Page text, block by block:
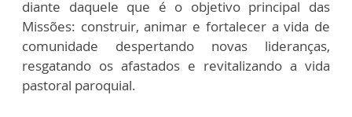
diante daquele que é o objetivo principal das
Missões: construir, animar e fortalecer a vida de
comunidade despertando novas lideranças,
resgatando os afastados e revitalizando a vida
pastoral paroquial.